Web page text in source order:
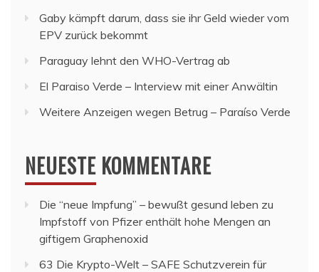
Gaby kämpft darum, dass sie ihr Geld wieder vom
EPV zurück bekommt
Paraguay lehnt den WHO-Vertrag ab
El Paraiso Verde – Interview mit einer Anwältin
Weitere Anzeigen wegen Betrug – Paraíso Verde
NEUESTE KOMMENTARE
Die “neue Impfung” – bewußt gesund leben zu
Impfstoff von Pfizer enthält hohe Mengen an
giftigem Graphenoxid
63 Die Krypto-Welt – SAFE Schutzverein für